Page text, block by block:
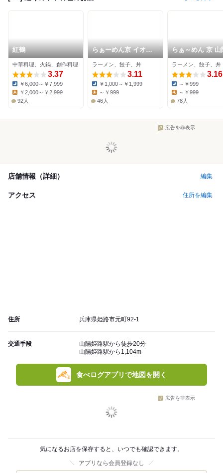
紅鶴
中華料理、火鍋、創作料理
3.37
Dinner:
￥6,000～￥7,999
Lunch:
￥2,000～￥2,999
92人
らぁーめん京 イオン
タウン姫路別所店
ラーメン、餃子、丼
3.11
Dinner:
￥1,000～￥1,999
Lunch:
～￥999
46人
らぁ～めん 京 山
路駅店
ラーメン、餃子、丼
3.16
Dinner:
～￥999
Lunch:
～￥999
78人
広告を非表示
店舗情報（詳細） 編集
アクセス 住所を編集
住所 兵庫県姫路市元町92-1
交通手段
山陽姫路駅から徒歩20分
山陽姫路駅から1,104m
食べログアプリで地図を開く
広告を非表示
気になるお店を保存すると、いつでも確認できます。
アプリなら会員登録なし